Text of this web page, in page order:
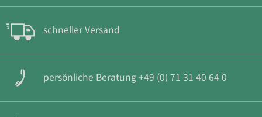
schneller Versand
persönliche Beratung +49 (0) 71 31 40 64 0